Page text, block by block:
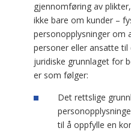
gjennomføring av
ikke bare om kunder –
personopplysninger om
personer eller ansatte
juridiske grunnlaget for
er som følger:
Det rettslige
til å oppfylle en